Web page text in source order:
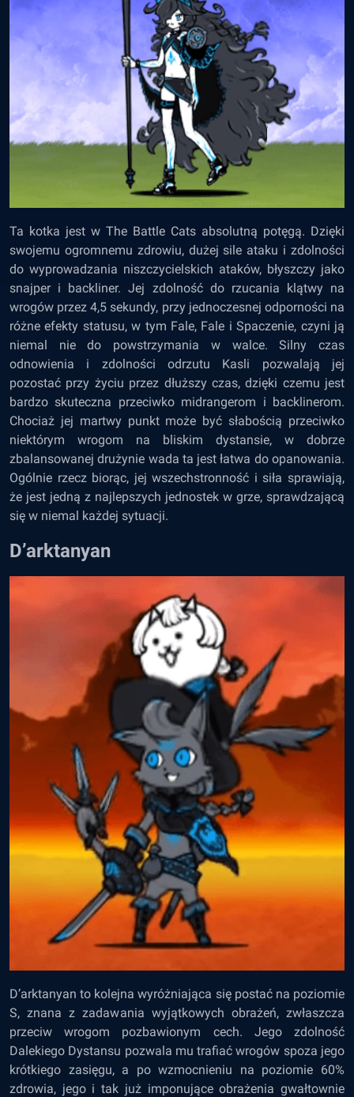
Ta kotka jest w The Battle Cats absolutną potęgą. Dzięki
swojemu ogromnemu zdrowiu, dużej sile ataku i zdolności
do wyprowadzania niszczycielskich ataków, błyszczy jako
snajper i backliner. Jej zdolność do rzucania klątwy na
wrogów przez 4,5 sekundy, przy jednoczesnej odporności na
różne efekty statusu, w tym Fale, Fale i Spaczenie, czyni ją
niemal nie do powstrzymania w walce. Silny czas
odnowienia i zdolności odrzutu Kasli pozwalają jej
pozostać przy życiu przez dłuższy czas, dzięki czemu jest
bardzo skuteczna przeciwko midrangerom i backlinerom.
Chociaż jej martwy punkt może być słabością przeciwko
niektórym wrogom na bliskim dystansie, w dobrze
zbalansowanej drużynie wada ta jest łatwa do opanowania.
Ogólnie rzecz biorąc, jej wszechstronność i siła sprawiają,
że jest jedną z najlepszych jednostek w grze, sprawdzającą
się w niemal każdej sytuacji.
D’arktanyan
D’arktanyan to kolejna wyróżniająca się postać na poziomie
S, znana z zadawania wyjątkowych obrażeń, zwłaszcza
przeciw wrogom pozbawionym cech. Jego zdolność
Dalekiego Dystansu pozwala mu trafiać wrogów spoza jego
krótkiego zasięgu, a po wzmocnieniu na poziomie 60%
zdrowia, jego i tak już imponujące obrażenia gwałtownie